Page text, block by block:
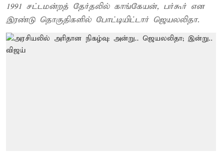
1991 சட்டமன்றத் தேர்தலில் காங்கேயன், பர்கூர் என
இரண்டு தொகுதிகளில் போட்டியிட்டார் ஜெயலலிதா.